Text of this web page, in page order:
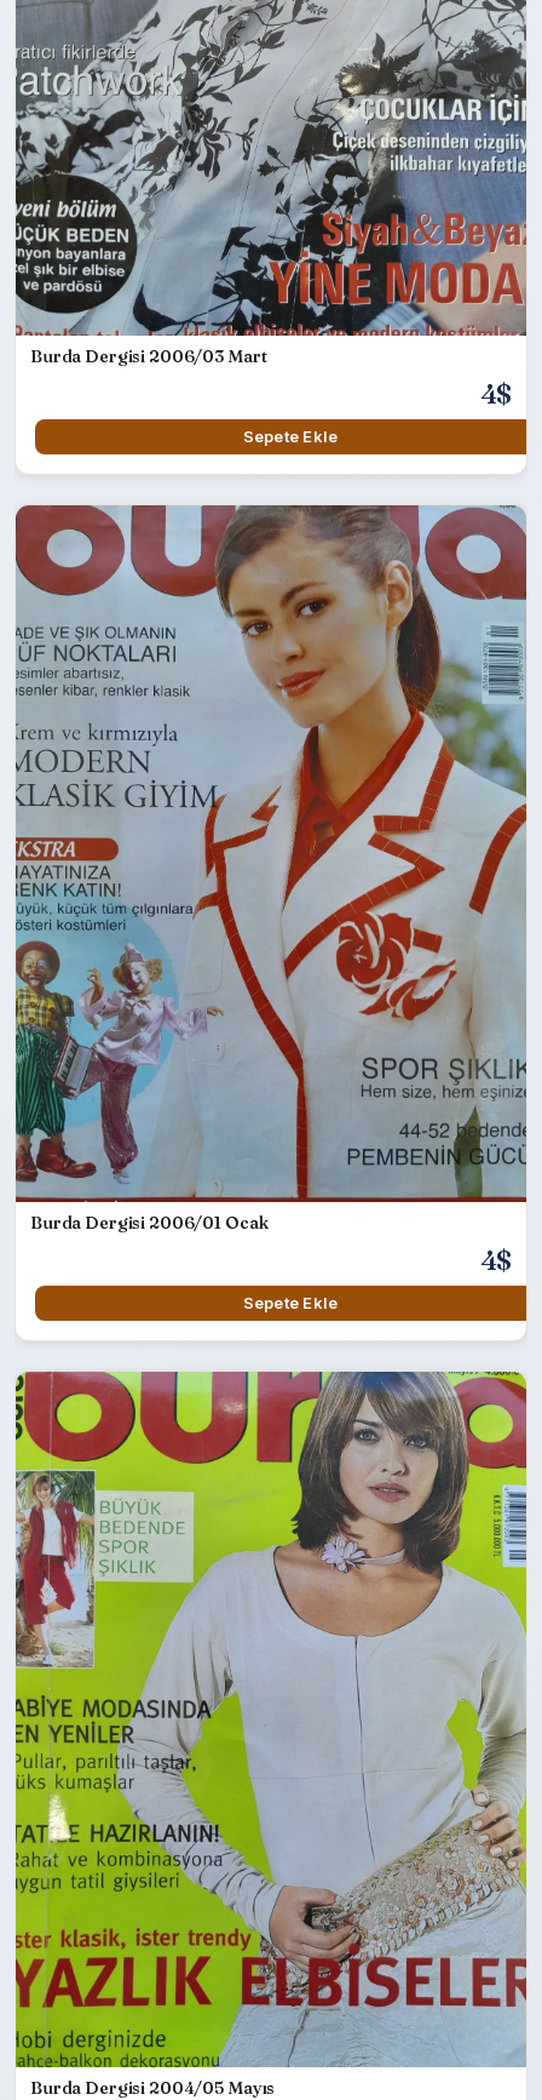
Burda Dergisi 2006/03 Mart
4$
Sepete Ekle
Burda Dergisi 2006/01 Ocak
4$
Sepete Ekle
Burda Dergisi 2004/05 Mayıs